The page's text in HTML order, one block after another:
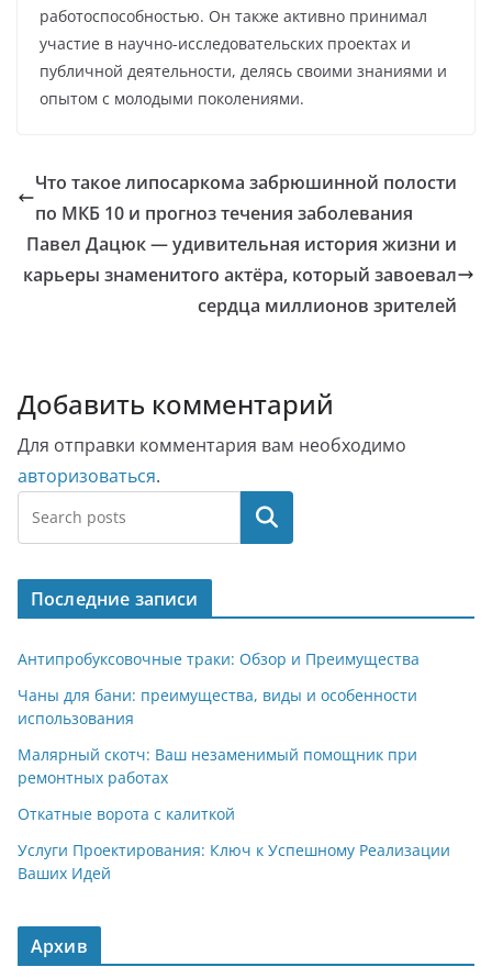
работоспособностью. Он также активно принимал
участие в научно-исследовательских проектах и
публичной деятельности, делясь своими знаниями и
опытом с молодыми поколениями.
Что такое липосаркома забрюшинной полости
по МКБ 10 и прогноз течения заболевания
Павел Дацюк — удивительная история жизни и
карьеры знаменитого актёра, который завоевал
сердца миллионов зрителей
Добавить комментарий
Для отправки комментария вам необходимо
авторизоваться.
Поиск
Последние записи
Антипробуксовочные траки: Обзор и Преимущества
Чаны для бани: преимущества, виды и особенности
использования
Малярный скотч: Ваш незаменимый помощник при
ремонтных работах
Откатные ворота с калиткой
Услуги Проектирования: Ключ к Успешному Реализации
Ваших Идей
Архив